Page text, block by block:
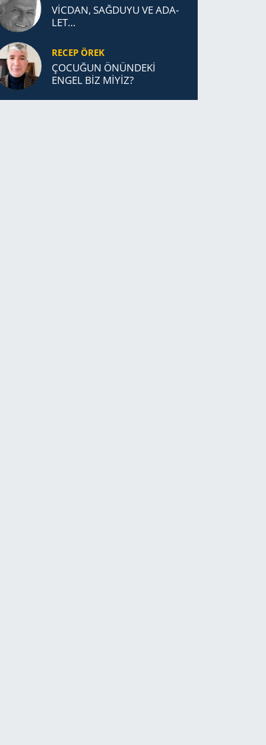
VİCDAN, SAĞ­DU­YU VE ADA­
LET…
RECEP ÖREK
ÇOCUĞUN ÖNÜNDEKİ
ENGEL BİZ MİYİZ?